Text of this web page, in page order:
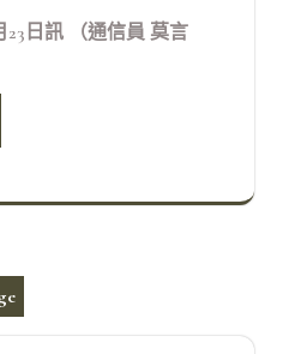
23日訊 （通信員 莫言